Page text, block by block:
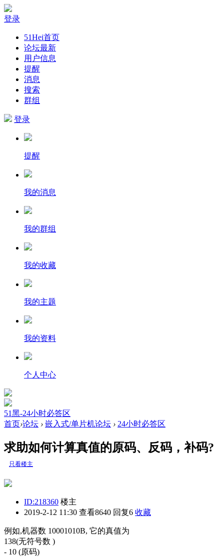
登录
51Hei首页
论坛最新
用户信息
提醒
消息
搜索
群组
登录
提醒
我的消息
我的群组
我的收藏
我的主题
我的资料
个人中心
51黑-24小时必答区
首页›论坛 › 嵌入式/单片机论坛 › 24小时必答区
求助如何计算真值的原码、反码，补码?
只看楼主
ID:218360 楼主
2019-2-12 11:30 查看8640 回复6 收藏
例如,机器数 10001010B, 它的真值为
138(无符号数 )
- 10 (原码)